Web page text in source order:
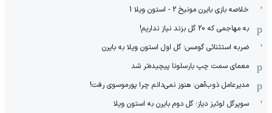
خلاصه بازی بایرن مونیخ 2 - استون ویلا 1
به مهاجمی که 20 گل بزند نیاز نداریم!
ضربه استثنائی گومس؛ گل اول استون ویلا به بایرن
معمای سمت چپ بارسلونا پیچیده‌تر شد
مدیرعامل ذوب‌آهن: هنوز نمی‌دانم چرا پورموسوی رفت!
سوپرگل لوئیز دیاز؛ گل دوم بایرن به استون ویلا